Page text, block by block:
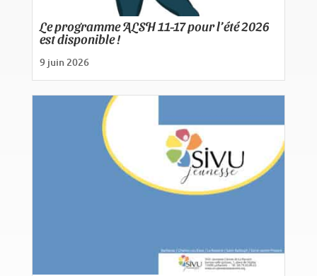
Le programme ALSH 11-17 pour l’été 2026
est disponible !
9 juin 2026